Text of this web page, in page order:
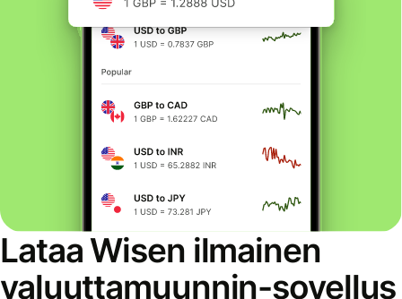
Lataa Wisen ilmainen
valuuttamuunnin-sovellus